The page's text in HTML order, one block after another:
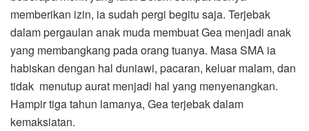
memberikan izin, ia sudah pergi begitu saja. Terjebak
dalam pergaulan anak muda membuat Gea menjadi anak
yang membangkang pada orang tuanya. Masa SMA ia
habiskan dengan hal duniawi, pacaran, keluar malam, dan
tidak menutup aurat menjadi hal yang menyenangkan.
Hampir tiga tahun lamanya, Gea terjebak dalam
kemaksiatan.